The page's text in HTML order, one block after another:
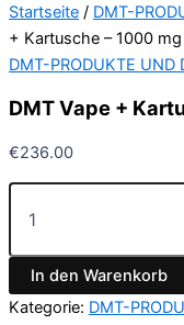
Startseite / DMT-
+ Kartusche – 1000 mg
DMT-PRODUKTE UND
DMT Vape +
€236.00
Menge
In den Warenkorb
Kategorie: DMT-